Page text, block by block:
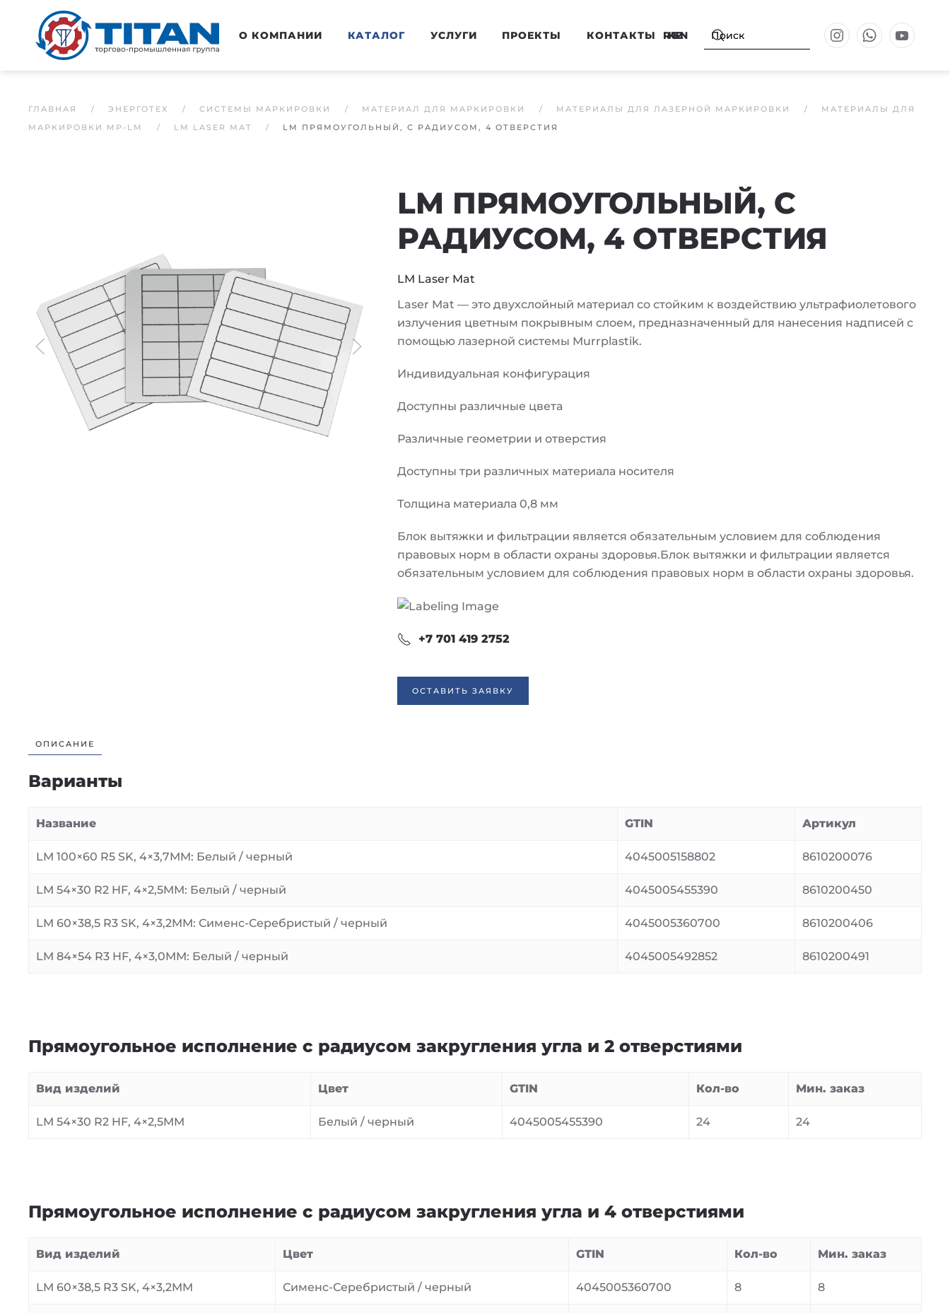
Перейти к основному содержанию О КОМПАНИИ КАТАЛОГ УСЛУГИ ПРОЕКТЫ КОНТАКТЫ RU
KZ
EN
ГЛАВНАЯ ЭНЕРГОТЕХ СИСТЕМЫ МАРКИРОВКИ МАТЕРИАЛ ДЛЯ МАРКИРОВКИ МАТЕРИАЛЫ ДЛЯ ЛАЗЕРНОЙ МАРКИРОВКИ
МАТЕРИАЛЫ ДЛЯ
МАРКИРОВКИ MP-LM
LM LASER MAT LM ПРЯМОУГОЛЬНЫЙ, С РАДИУСОМ, 4 ОТВЕРСТИЯ
LM ПРЯМОУГОЛЬНЫЙ, С
РАДИУСОМ, 4 ОТВЕРСТИЯ
LM Laser Mat
Laser Mat — это двухслойный материал со стойким к воздействию ультрафиолетового
излучения цветным покрывным слоем, предназначенный для нанесения надписей с
помощью лазерной системы Murrplastik.
Индивидуальная конфигурация
Доступны различные цвета
Различные геометрии и отверстия
Доступны три различных материала носителя
Толщина материала 0,8 мм
Блок вытяжки и фильтрации является обязательным условием для соблюдения
правовых норм в области охраны здоровья.Блок вытяжки и фильтрации является
обязательным условием для соблюдения правовых норм в области охраны здоровья.
+7 701 419 2752
ОСТАВИТЬ ЗАЯВКУ
ОПИСАНИЕ
Варианты
Название GTIN Артикул
LM 100×60 R5 SK, 4×3,7MM: Белый / черный 4045005158802 8610200076
LM 54×30 R2 HF, 4×2,5MM: Белый / черный 4045005455390 8610200450
LM 60×38,5 R3 SK, 4×3,2MM: Сименс-Серебристый / черный 4045005360700 8610200406
LM 84×54 R3 HF, 4×3,0MM: Белый / черный 4045005492852 8610200491
Прямоугольное исполнение с радиусом закругления угла и 2 отверстиями
Вид изделий Цвет GTIN Кол-во Мин. заказ
LM 54×30 R2 HF, 4×2,5MM Белый / черный 4045005455390 24 24
Прямоугольное исполнение с радиусом закругления угла и 4 отверстиями
Вид изделий Цвет GTIN Кол-во Мин. заказ
LM 60×38,5 R3 SK, 4×3,2MM Сименс-Серебристый / черный 4045005360700 8 8